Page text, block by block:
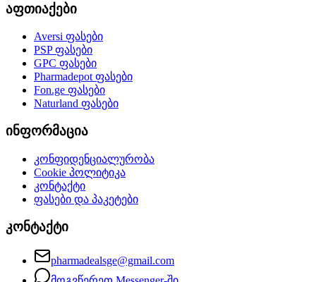
აფთიაქები
Aversi ფასები
PSPფასები
GPC ფასები
Pharmadepotფასები
Fon.ge ფასები
Naturland ფასები
ინფორმაცია
კონფიდენციალურობა
Cookie პოლიტიკა
კონტაქტი
ფასები და პაკეტები
კონტაქტი
pharmadealsge@gmail.com